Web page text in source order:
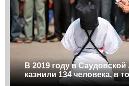
В 2019 году в
казнили 134 человека, в